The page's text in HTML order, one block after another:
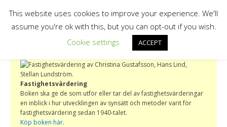
Fastighetsvärdering
Boken ska ge de som utför eller tar del av fastighetsvärderingar
en inblick i hur utvecklingen av synsätt och metoder varit för
fastighetsvärdering sedan 1940-talet.
Köp boken här.
This website uses cookies to improve your experience. We'll
assume you're ok with this, but you can opt-out if you wish.
Cookie settings
ACCEPT